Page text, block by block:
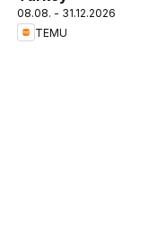
08.08. - 31.12.2026
TEMU